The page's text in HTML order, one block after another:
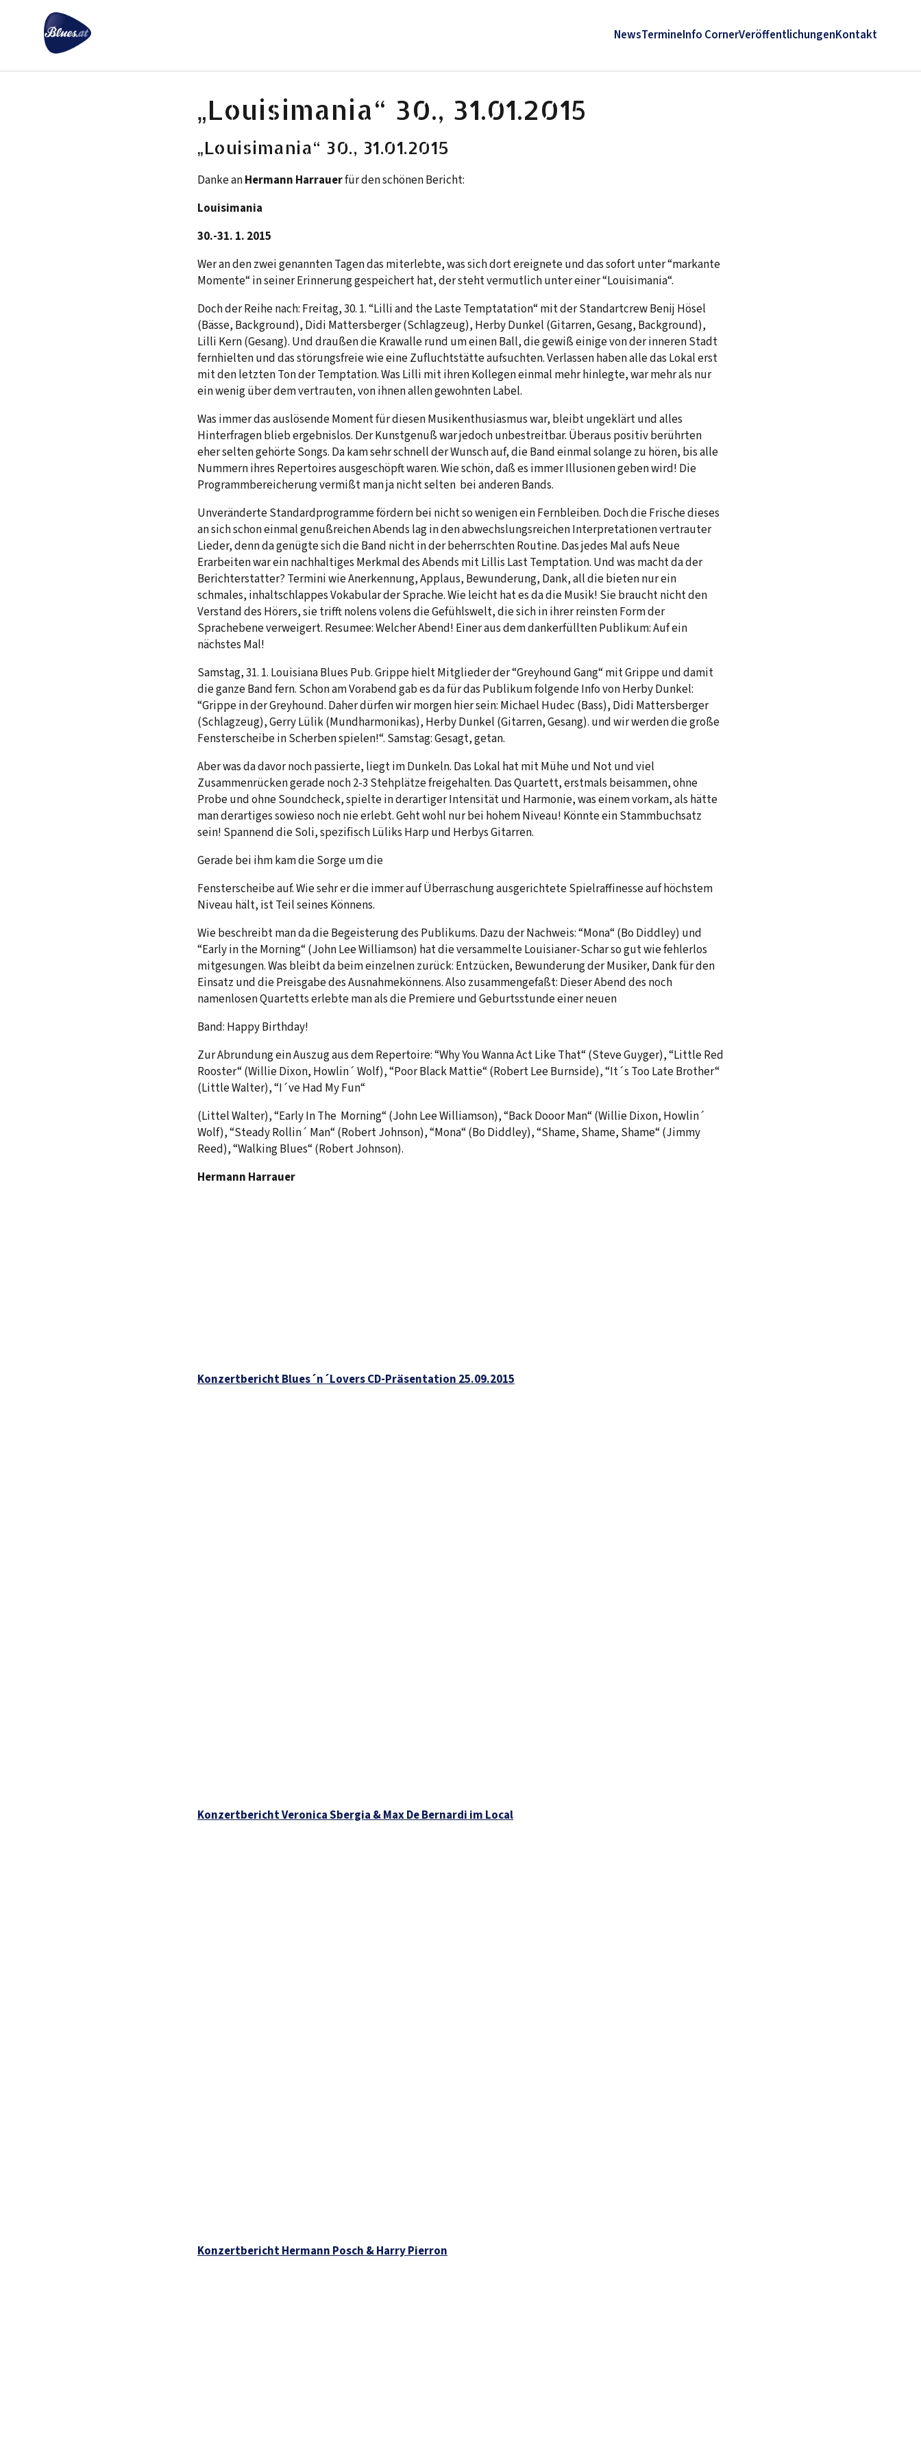
NewsTermineInfo CornerVeröffentlichungenKontakt
„Louisimania“ 30., 31.01.2015
„Louisimania“ 30., 31.01.2015
Danke anHermann Harrauerfür den schönen Bericht:
Louisimania
30.-31. 1. 2015
Wer an den zwei genannten Tagen das miterlebte, was sich dort ereignete und das sofort unter “markante
Momente“ in seiner Erinnerung gespeichert hat, der steht vermutlich unter einer “Louisimania“.
Doch der Reihe nach: Freitag, 30. 1. “Lilli and the Laste Temptatation“ mit der Standartcrew Benij Hösel
(Bässe, Background), Didi Mattersberger (Schlagzeug), Herby Dunkel (Gitarren, Gesang, Background),
Lilli Kern (Gesang). Und draußen die Krawalle rund um einen Ball, die gewiß einige von der inneren Stadt
fernhielten und das störungsfreie wie eine Zufluchtstätte aufsuchten. Verlassen haben alle das Lokal erst
mit den letzten Ton der Temptation. Was Lilli mit ihren Kollegen einmal mehr hinlegte, war mehr als nur
ein wenig über dem vertrauten, von ihnen allen gewohnten Label.
Was immer das auslösende Moment für diesen Musikenthusiasmus war, bleibt ungeklärt und alles
Hinterfragen blieb ergebnislos. Der Kunstgenuß war jedoch unbestreitbar. Überaus positiv berührten
eher selten gehörte Songs. Da kam sehr schnell der Wunsch auf, die Band einmal solange zu hören, bis alle
Nummern ihres Repertoires ausgeschöpft waren. Wie schön, daß es immer Illusionen geben wird! Die
Programmbereicherung vermißt man ja nicht selten bei anderen Bands.
Unveränderte Standardprogramme fördern bei nicht so wenigen ein Fernbleiben. Doch die Frische dieses
an sich schon einmal genußreichen Abends lag in den abwechslungsreichen Interpretationen vertrauter
Lieder, denn da genügte sich die Band nicht in der beherrschten Routine. Das jedes Mal aufs Neue
Erarbeiten war ein nachhaltiges Merkmal des Abends mit Lillis Last Temptation. Und was macht da der
Berichterstatter? Termini wie Anerkennung, Applaus, Bewunderung, Dank, all die bieten nur ein
schmales, inhaltschlappes Vokabular der Sprache. Wie leicht hat es da die Musik! Sie braucht nicht den
Verstand des Hörers, sie trifft nolens volens die Gefühlswelt, die sich in ihrer reinsten Form der
Sprachebene verweigert. Resumee: Welcher Abend! Einer aus dem dankerfüllten Publikum: Auf ein
nächstes Mal!
Samstag, 31. 1. Louisiana Blues Pub. Grippe hielt Mitglieder der “Greyhound Gang“ mit Grippe und damit
die ganze Band fern. Schon am Vorabend gab es da für das Publikum folgende Info von Herby Dunkel:
“Grippe in der Greyhound. Daher dürfen wir morgen hier sein: Michael Hudec (Bass), Didi Mattersberger
(Schlagzeug), Gerry Lülik (Mundharmonikas), Herby Dunkel (Gitarren, Gesang). und wir werden die große
Fensterscheibe in Scherben spielen!“. Samstag: Gesagt, getan.
Aber was da davor noch passierte, liegt im Dunkeln. Das Lokal hat mit Mühe und Not und viel
Zusammenrücken gerade noch 2-3 Stehplätze freigehalten. Das Quartett, erstmals beisammen, ohne
Probe und ohne Soundcheck, spielte in derartiger Intensität und Harmonie, was einem vorkam, als hätte
man derartiges sowieso noch nie erlebt. Geht wohl nur bei hohem Niveau! Könnte ein Stammbuchsatz
sein! Spannend die Soli, spezifisch Lüliks Harp und Herbys Gitarren.
Gerade bei ihm kam die Sorge um die
Fensterscheibe auf. Wie sehr er die immer auf Überraschung ausgerichtete Spielraffinesse auf höchstem
Niveau hält, ist Teil seines Könnens.
Wie beschreibt man da die Begeisterung des Publikums. Dazu der Nachweis: “Mona“ (Bo Diddley) und
“Early in the Morning“ (John Lee Williamson) hat die versammelte Louisianer-Schar so gut wie fehlerlos
mitgesungen. Was bleibt da beim einzelnen zurück: Entzücken, Bewunderung der Musiker, Dank für den
Einsatz und die Preisgabe des Ausnahmekönnens. Also zusammengefaßt: Dieser Abend des noch
namenlosen Quartetts erlebte man als die Premiere und Geburtsstunde einer neuen
Band: Happy Birthday!
Zur Abrundung ein Auszug aus dem Repertoire: “Why You Wanna Act Like That“ (Steve Guyger), “Little Red
Rooster“ (Willie Dixon, Howlin´ Wolf), “Poor Black Mattie“ (Robert Lee Burnside), “It´s Too Late Brother“
(Little Walter), “I´ve Had My Fun“
(Littel Walter), “Early In The Morning“ (John Lee Williamson), “Back Dooor Man“ (Willie Dixon, Howlin´
Wolf), “Steady Rollin´ Man“ (Robert Johnson), “Mona“ (Bo Diddley), “Shame, Shame, Shame“ (Jimmy
Reed), “Walking Blues“ (Robert Johnson).
Hermann Harrauer
Konzertbericht Blues´n´Lovers CD-Präsentation 25.09.2015
Konzertbericht Veronica Sbergia & Max De Bernardi im Local
Konzertbericht Hermann Posch & Harry Pierron